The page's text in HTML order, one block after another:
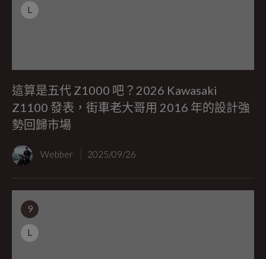
L
這算是五代 Z1000 吧？2026 Kawasaki
Z1100 發表，街車老大哥用 2016 年的設計強
勢回歸市場
Webber 2025/09/26
9
L